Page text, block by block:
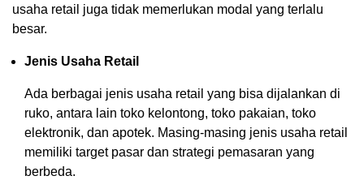
usaha retail juga tidak memerlukan modal yang terlalu
besar.
Jenis Usaha Retail
Ada berbagai jenis usaha retail yang bisa dijalankan di
ruko, antara lain toko kelontong, toko pakaian, toko
elektronik, dan apotek. Masing-masing jenis usaha retail
memiliki target pasar dan strategi pemasaran yang
berbeda.